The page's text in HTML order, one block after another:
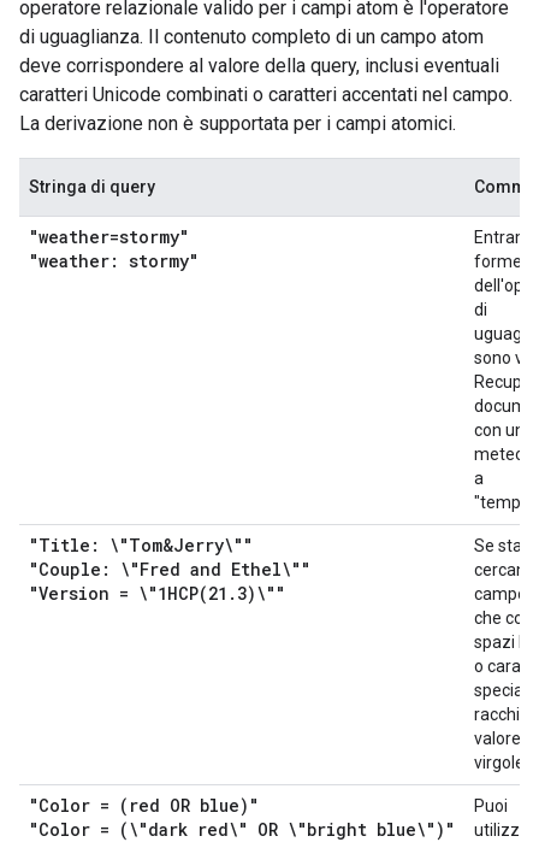
operatore relazionale valido per i campi atom è l'operatore
di uguaglianza. Il contenuto completo di un campo atom
deve corrispondere al valore della query, inclusi eventuali
caratteri Unicode combinati o caratteri accentati nel campo.
La derivazione non è supportata per i campi atomici.
Stringa di query
"weather=stormy"
"weather: stormy"
forme
di
sono
con un
meteo
a
"Title: \"Tom&Jerry\""
"Couple: \"Fred and Ethel\""
"Version = \"1HCP(21 . 3)\""
Se stai
campo
che
spazi
o
speciali,
valore
"Color = (red OR blue)"
"Color = (\"dark red\" OR \"bright blue\")"
Puoi